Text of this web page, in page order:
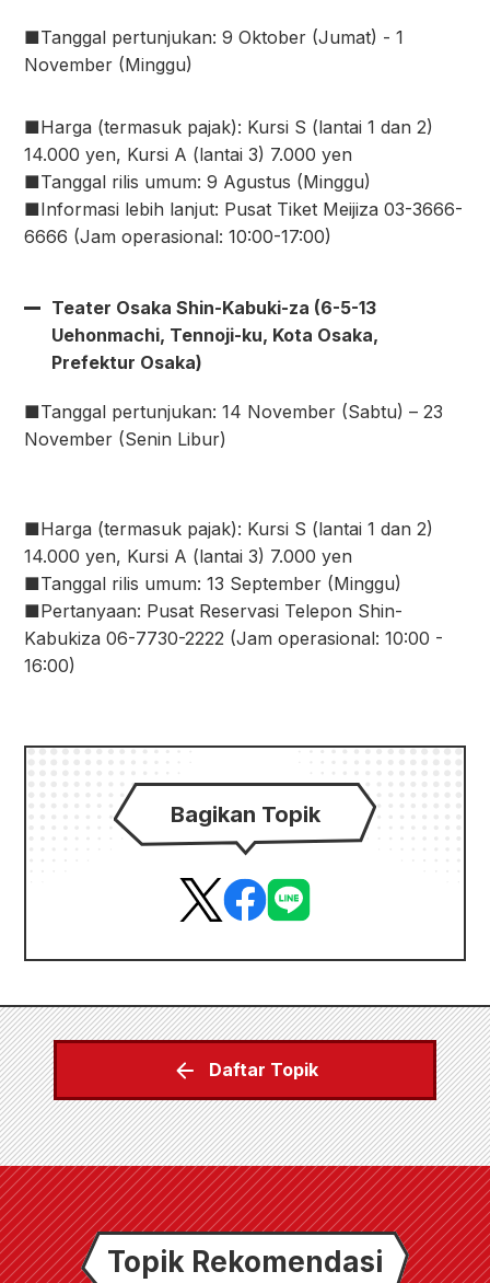
■Tanggal pertunjukan: 9 Oktober (Jumat) - 1
November (Minggu)
■Harga (termasuk pajak): Kursi S (lantai 1 dan 2)
14.000 yen, Kursi A (lantai 3) 7.000 yen
■Tanggal rilis umum: 9 Agustus (Minggu)
■Informasi lebih lanjut: Pusat Tiket Meijiza 03-3666-
6666 (Jam operasional: 10:00-17:00)
Teater Osaka Shin-Kabuki-za (6-5-13
Uehonmachi, Tennoji-ku, Kota Osaka,
Prefektur Osaka)
■Tanggal pertunjukan: 14 November (Sabtu) – 23
November (Senin Libur)
■Harga (termasuk pajak): Kursi S (lantai 1 dan 2)
14.000 yen, Kursi A (lantai 3) 7.000 yen
■Tanggal rilis umum: 13 September (Minggu)
■Pertanyaan: Pusat Reservasi Telepon Shin-
Kabukiza 06-7730-2222 (Jam operasional: 10:00 -
16:00)
Bagikan Topik
Daftar Topik
Topik Rekomendasi